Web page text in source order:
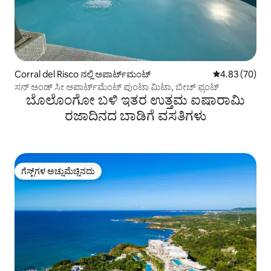
Corral del Risco ನಲ್ಲಿ ಅಪಾರ್ಟ್‌ಮಂಟ್ 5 ರಲ್ಲಿ 4.83
4.83 (70)
ಸನ್ ಅಂಡ್ ಸೀ ಅಪಾರ್ಟ್‌ಮೆಂಟ್ ಪುಂಟಾ ಮಿಟಾ, ಬೀಚ್ ಫ್ರಂಟ್
ಬೊಲೊಂಗೋ ಬಳಿ ಇತರ ಉತ್ತಮ ಐಷಾರಾಮಿ
ರಜಾದಿನದ ಬಾಡಿಗೆ ವಸತಿಗಳು
ಗೆಸ್ಟ್‌ಗಳ ಅಚ್ಚುಮೆಚ್ಚಿನದು
ಗೆಸ್ಟ್‌ಗಳ ಅಚ್ಚುಮೆಚ್ಚಿನದು